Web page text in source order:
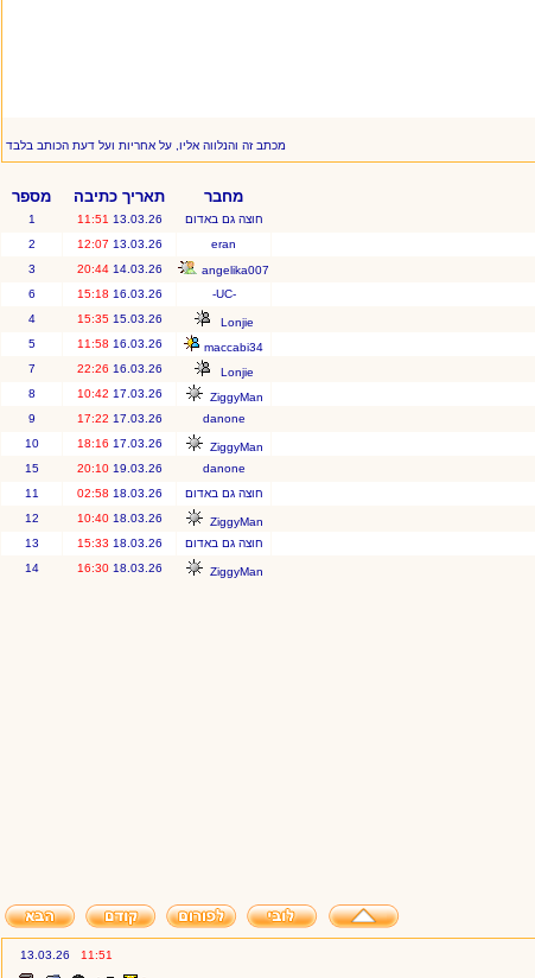
מכתב זה והנלווה אליו, על אחריות ועל דעת הכותב בלבד
מחבר תאריך כתיבה
מספר
חוצה גם באדום 13.03.26
11:51
1
eran
13.03.26
12:07
2
angelika007
14.03.26
20:44
3
-UC-
16.03.26
15:18
6
Lonjie
15.03.26
15:35
4
maccabi34
16.03.26
11:58
5
Lonjie
16.03.26
22:26
7
ZiggyMan
17.03.26
10:42
8
danone
17.03.26
17:22
9
ZiggyMan
17.03.26
18:16
10
danone
19.03.26
20:10
15
חוצה גם באדום 18.03.26
02:58
11
ZiggyMan
18.03.26
10:40
12
חוצה גם באדום 18.03.26
15:33
13
ZiggyMan
18.03.26
16:30
14
11:51
13.03.26